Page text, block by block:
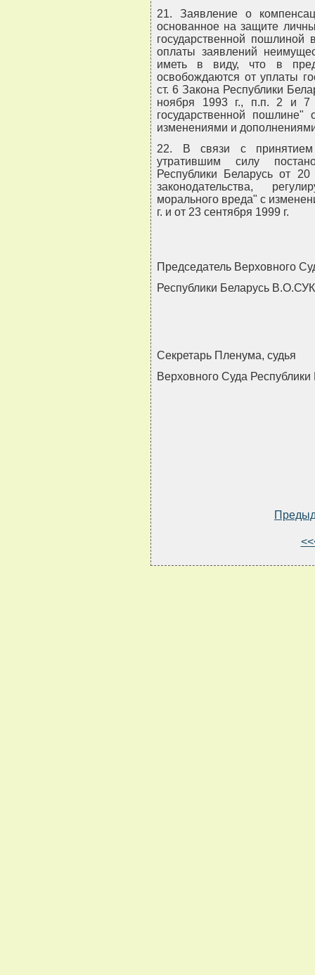
21. Заявление о
основанное на защите
государственной пошлиной
оплаты заявлений
иметь в виду, что в
освобождаются от уплаты
ст. 6 Закона Республики
ноября 1993 г., п.п. 2 и 7
государственной
изменениями и
22. В связи с принятием
утратившим силу
Республики Беларусь от
законодательства,
морального вреда" с
г. и от 23 сентября 1999 г.
Председатель Верховного
Республики Беларусь
Секретарь Пленума, судья
Верховного Суда